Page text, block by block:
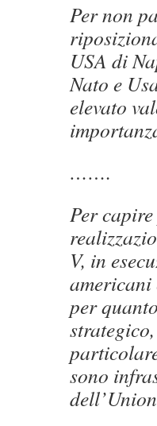
Per non
USA di
Nato e
elevato
…….
Per
V, in
americani
per
sono